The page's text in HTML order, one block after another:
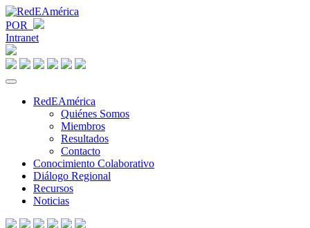
POR
Intranet
RedEAmérica
Quiénes Somos
Miembros
Resultados
Contacto
Conocimiento Colaborativo
Diálogo Regional
Recursos
Noticias